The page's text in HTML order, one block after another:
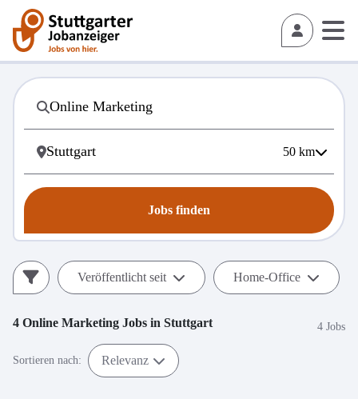
50 km
Jobs finden
Veröffentlicht seit Home-Office
4 Online Marketing Jobs in Stuttgart 4 Jobs
Sortieren nach: Relevanz